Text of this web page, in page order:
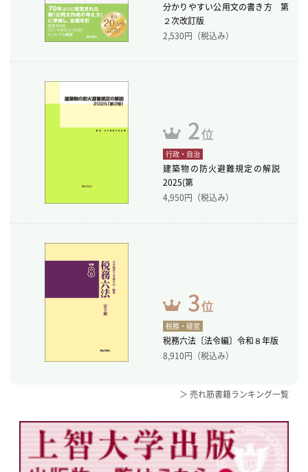
分かりやすい公用文の書き方 第
２次改訂版
2,530円（税込み）
行政・自治
建築物の防火避難規定の解説
2025(第
4,950円（税込み）
税務・経営
税務六法〔法令編〕令和８年版
8,910円（税込み）
＞ 売れ筋書籍ランキング一覧